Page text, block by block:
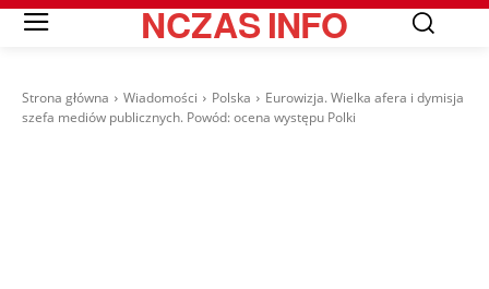
NCZASINFO
Strona główna Wiadomości Polska
Eurowizja. Wielka afera i dymisja
szefa mediów publicznych. Powód: ocena występu Polki